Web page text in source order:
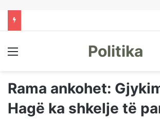
Menu Politika
Rama ankohet:
Hagë ka shkelje të